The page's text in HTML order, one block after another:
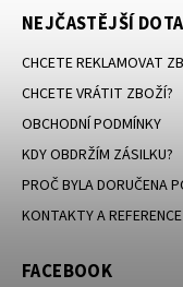
NEJČASTĚJŠÍ
CHCETE REKLAMOVAT
CHCETE VRÁTIT ZBOŽÍ?
OBCHODNÍ PODMÍNKY
KDY OBDRŽÍM ZÁSILKU?
PROČ BYLA DORUČENA
KONTAKTY A REFERENCE
FACEBOOK